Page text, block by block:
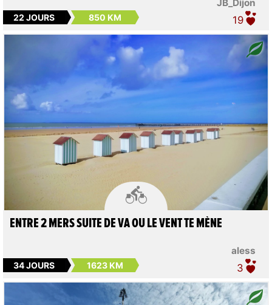
JB_Dijon
22 JOURS 850 KM 19

aless
ENTRE 2 MERS SUITE DE VA OU LE VENT TE MÈNE
34 JOURS 1623 KM 3